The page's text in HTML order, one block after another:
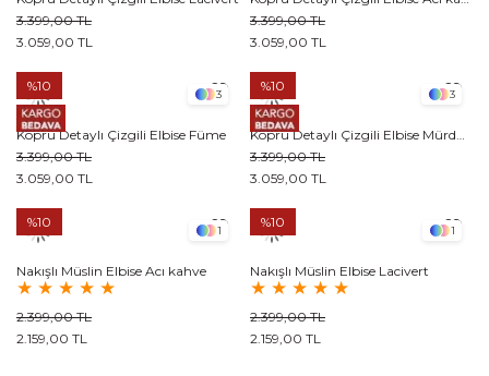
3.059,00 TL
3.399,00 TL
3.059,00 TL
3.399,00 TL
3
Köprü Detaylı Çizgili Elbise Füme
3.059,00 TL
3.399,00 TL
%10
3
3.059,00 TL
3.399,00 TL
%10
1
Nakışlı Müslin Elbise Acı kahve
★ ★ ★ ★ ★
2.159,00 TL
2.399,00 TL
%10
1
Nakışlı Müslin Elbise Lacivert
★ ★ ★ ★ ★
2.159,00 TL
2.399,00 TL
%10